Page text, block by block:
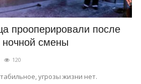
прооперировали после
ночной смены
120
угрозы жизни нет.